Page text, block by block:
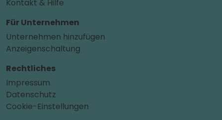
Kontakt & Hilfe
Für Unternehmen
Unternehmen hinzufügen
Anzeigenschaltung
Rechtliches
Impressum
Datenschutz
Cookie-Einstellungen